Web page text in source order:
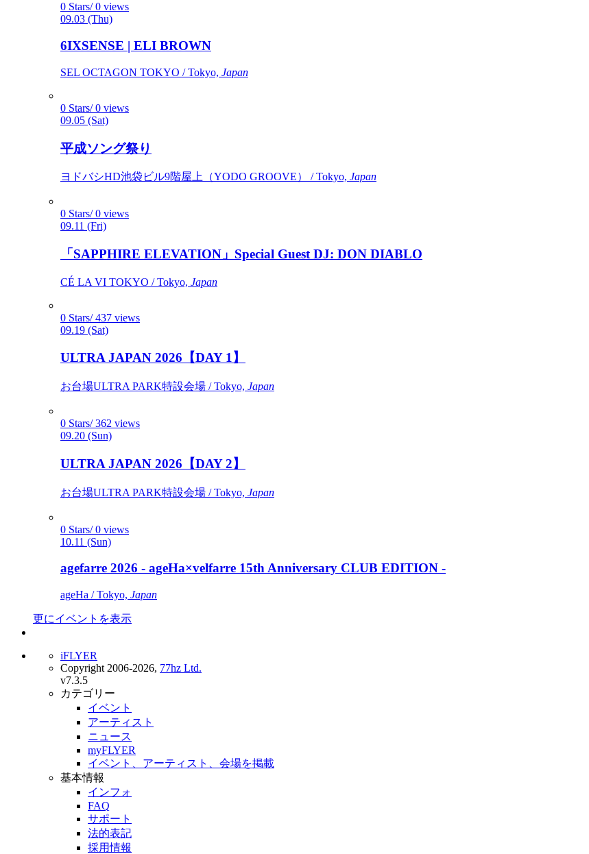
0 Stars/ 0 views
09.03 (Thu)
6IXSENSE | ELI BROWN
SEL OCTAGON TOKYO / Tokyo, Japan
0 Stars/ 0 views
09.05 (Sat)
平成ソング祭り
ヨドバシHD池袋ビル9階屋上（YODO GROOVE） / Tokyo, Japan
0 Stars/ 0 views
09.11 (Fri)
「SAPPHIRE ELEVATION」Special Guest DJ: DON DIABLO
CÉ LA VI TOKYO / Tokyo, Japan
0 Stars/ 437 views
09.19 (Sat)
ULTRA JAPAN 2026【DAY 1】
お台場ULTRA PARK特設会場 / Tokyo, Japan
0 Stars/ 362 views
09.20 (Sun)
ULTRA JAPAN 2026【DAY 2】
お台場ULTRA PARK特設会場 / Tokyo, Japan
0 Stars/ 0 views
10.11 (Sun)
agefarre 2026 - ageHa×velfarre 15th Anniversary CLUB EDITION -
ageHa / Tokyo, Japan
更にイベントを表示
iFLYER
Copyright 2006-2026, 77hz Ltd.
v7.3.5
カテゴリー
イベント
アーティスト
ニュース
myFLYER
イベント、アーティスト、会場を掲載
基本情報
インフォ
FAQ
サポート
法的表記
採用情報